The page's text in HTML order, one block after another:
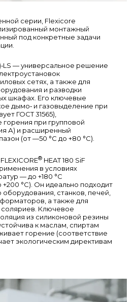
серии, Flexicore
монтажный
под конкретные задачи
— универсальное решение
сетях, а также для
и разводки
шкафах. Его ключевые
дымо‑ и газовыделение при
ГОСТ 31565),
при групповой
А) и расширенный
(от —50 °C до +80 °C).
® HEAT 180 SiF
в условиях
— до +180 °C
°C). Он идеально подходит
станков, печей,
а также для
соляриев. Ключевое
из силиконовой резины
к маслам, спиртам
горение (соответствие
экологическим директивам